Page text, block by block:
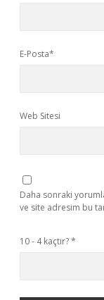
E-Posta*
Web Sitesi
Daha sonraki
ve site adresim bu
10 - 4 kaçtır?*